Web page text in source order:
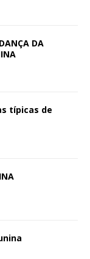
DA
típicas de